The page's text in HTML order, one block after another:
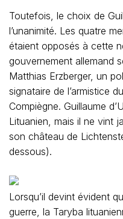
Toutefois, le choix de
l’unanimité. Les quatre
étaient opposés à cette
gouvernement allemand
Matthias Erzberger, un
signataire de l’armistice
Compiègne. Guillaume
Lituanien, mais il ne vint
son château de
dessous).
Lorsqu’il devint évident
guerre, la Taryba